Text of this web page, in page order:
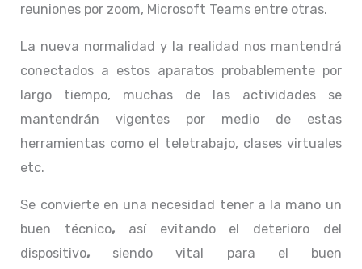
reuniones por zoom, Microsoft Teams entre otras.
La nueva normalidad y la realidad nos mantendrá
conectados a estos aparatos probablemente por
largo tiempo, muchas de las actividades se
mantendrán vigentes por medio de estas
herramientas como el teletrabajo, clases virtuales
etc.
Se convierte en una necesidad tener a la mano un
buen técnico, así evitando el deterioro del
dispositivo, siendo vital para el buen